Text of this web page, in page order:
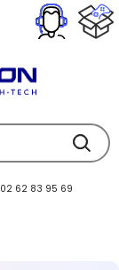
02 62 83 95 69